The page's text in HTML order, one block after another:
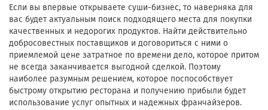
Если вы впервые открываете суши-бизнес, то наверняка для
вас будет актуальным поиск подходящего места для покупки
качественных и недорогих продуктов. Найти действительно
добросовестных поставщиков и договориться с ними о
приемлемой цене затратное по времени дело, которое притом
не всегда заканчивается выгодной сделкой. Поэтому
наиболее разумным решением, которое поспособствует
быстрому открытию ресторана и получению прибыли будет
использование услуг опытных и надежных франчайзеров.